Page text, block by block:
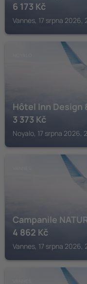
6 173 Kč
Vannes, 17 srpna 2026,
Hôtel Inn Design
3 373 Kč
Noyalo, 17 srpna 2026,
Campanile
4 862 Kč
Vannes, 17 srpna 2026,